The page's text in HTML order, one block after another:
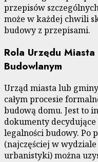
przepisów
może w każdej chwili
budowy z przepisami.
Rola Urzędu
Budowlanym
Urząd miasta lub
całym procesie
budową domu. Jest to
dokumenty
legalności budowy. Po
(najczęściej w
urbanistyki) można